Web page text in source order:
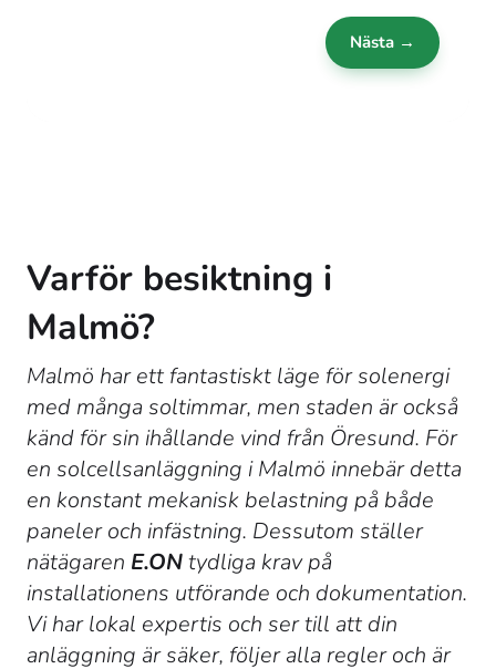
Nästa →
Varför besiktning i
Malmö?
Malmö har ett fantastiskt läge för solenergi
med många soltimmar, men staden är också
känd för sin ihållande vind från Öresund. För
en solcellsanläggning i Malmö innebär detta
en konstant mekanisk belastning på både
paneler och infästning. Dessutom ställer
nätägaren E.ONtydliga krav på
installationens utförande och dokumentation.
Vi har lokal expertis och ser till att din
anläggning är säker, följer alla regler och är